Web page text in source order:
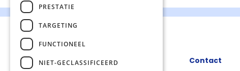
Contact
PRESTATIE
TARGETING
FUNCTIONEEL
NIET-GECLASSIFICEERD